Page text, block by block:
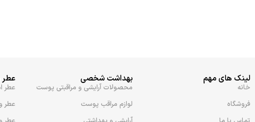
لینک های مهم
خانه
فروشگاه
بهداشت شخصی
محصولات آرایشی و مراقبتی پوست
لوازم مراقب پوست
عطر
عطر
عطر